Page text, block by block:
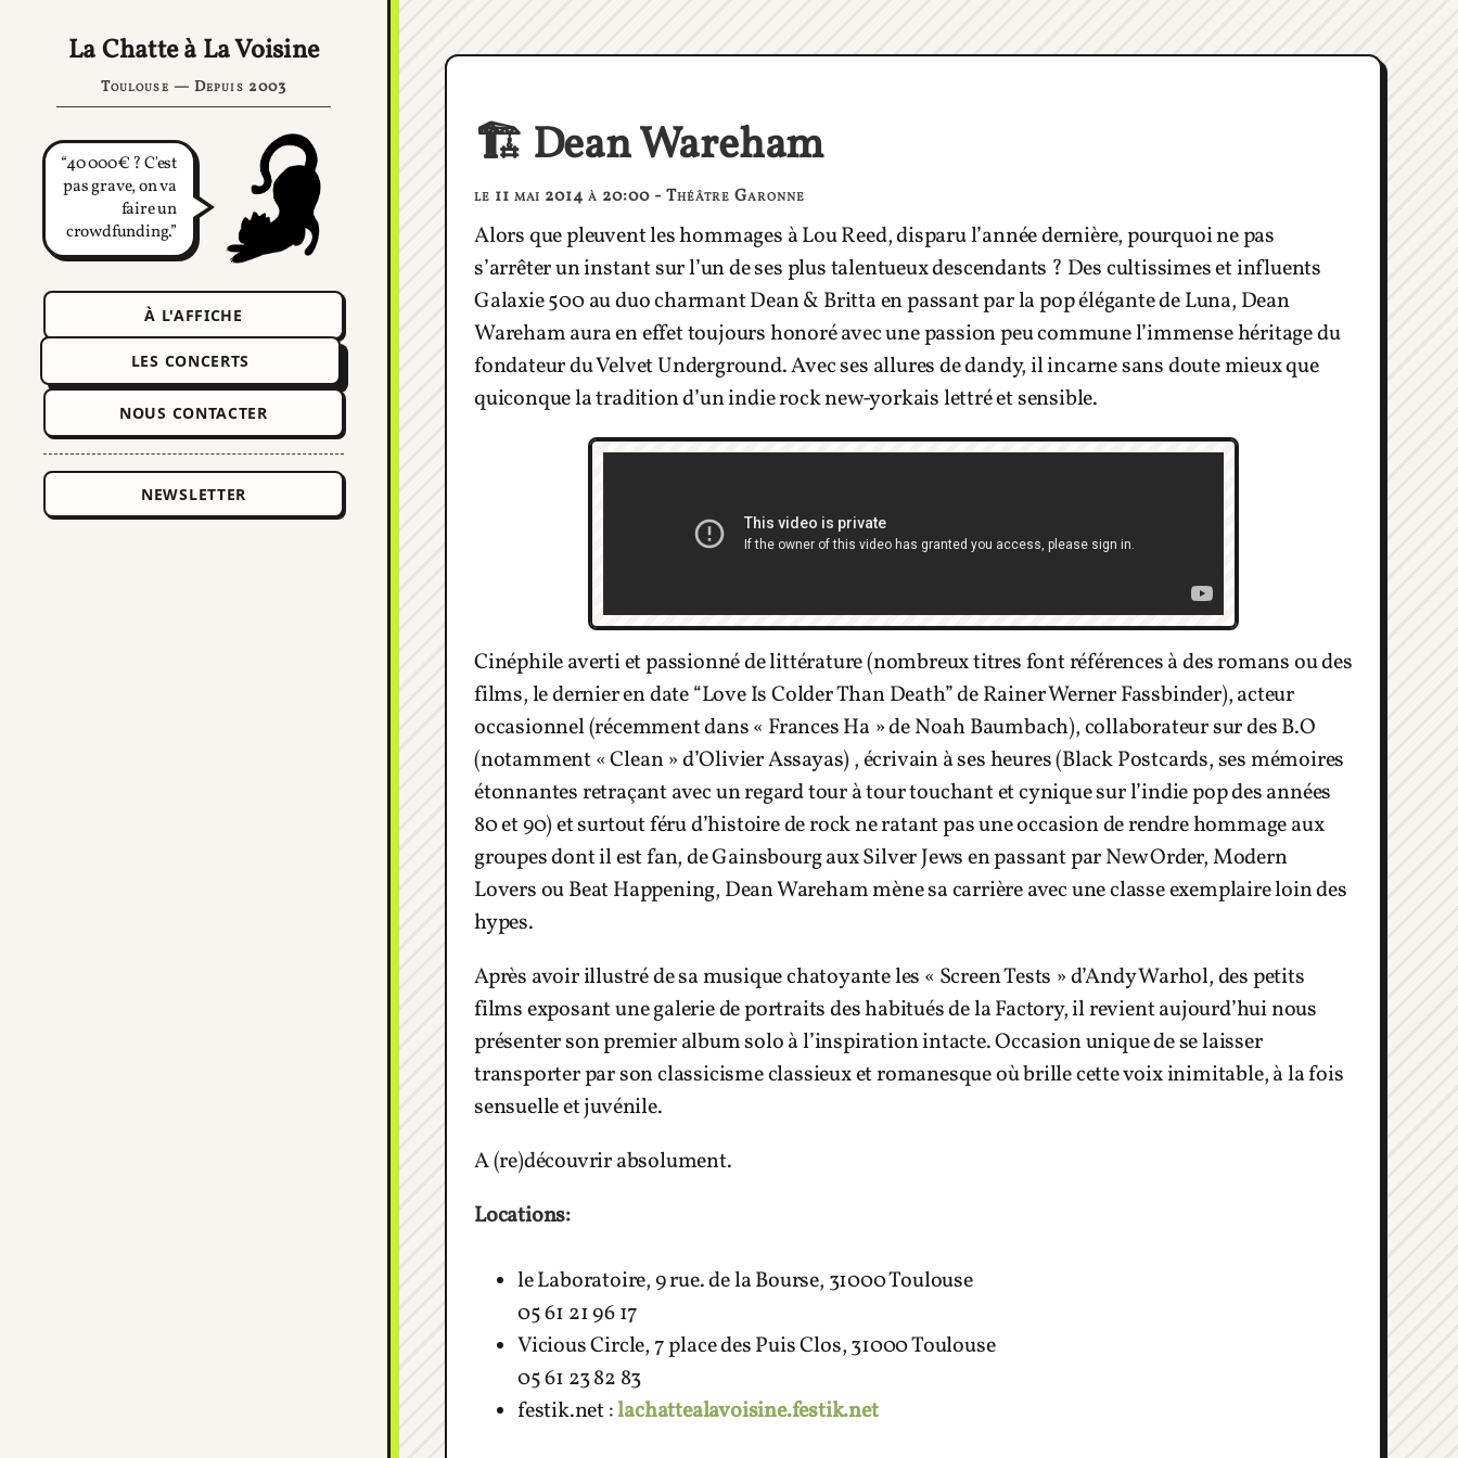
La Chatte à La Voisine
Toulouse — Depuis 2003
40 000€ ? C'est
pas grave, on va
faire un
crowdfunding.
À L'AFFICHE
LES CONCERTS
NOUS CONTACTER
🏗 Dean Wareham
le 11 mai 2014 à 20:00 - Théâtre Garonne
Alors que pleuvent les hommages à Lou Reed, disparu l’année dernière, pourquoi ne pas
s’arrêter un instant sur l’un de ses plus talentueux descendants ? Des cultissimes et influents
Galaxie 500 au duo charmant Dean & Britta en passant par la pop élégante de Luna, Dean
Wareham aura en effet toujours honoré avec une passion peu commune l’immense héritage du
fondateur du Velvet Underground. Avec ses allures de dandy, il incarne sans doute mieux que
quiconque la tradition d’un indie rock new-yorkais lettré et sensible.
Cinéphile averti et passionné de littérature (nombreux titres font références à des romans ou des
films, le dernier en date “Love Is Colder Than Death” de Rainer Werner Fassbinder), acteur
occasionnel (récemment dans « Frances Ha » de Noah Baumbach), collaborateur sur des B.O
(notamment « Clean » d’Olivier Assayas) , écrivain à ses heures (Black Postcards, ses mémoires
étonnantes retraçant avec un regard tour à tour touchant et cynique sur l’indie pop des années
80 et 90) et surtout féru d’histoire de rock ne ratant pas une occasion de rendre hommage aux
groupes dont il est fan, de Gainsbourg aux Silver Jews en passant par New Order, Modern
Lovers ou Beat Happening, Dean Wareham mène sa carrière avec une classe exemplaire loin des
hypes.
Après avoir illustré de sa musique chatoyante les « Screen Tests » d’Andy Warhol, des petits
films exposant une galerie de portraits des habitués de la Factory, il revient aujourd’hui nous
présenter son premier album solo à l’inspiration intacte. Occasion unique de se laisser
transporter par son classicisme classieux et romanesque où brille cette voix inimitable, à la fois
sensuelle et juvénile.
A (re)découvrir absolument.
Locations:
le Laboratoire, 9 rue. de la Bourse, 31000 Toulouse
05 61 21 96 17
Vicious Circle, 7 place des Puis Clos, 31000 Toulouse
05 61 23 82 83
festik.net :lachattealavoisine.festik.net